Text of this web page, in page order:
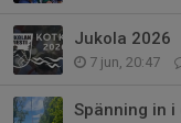
Jukola 2026
7 jun, 20:47